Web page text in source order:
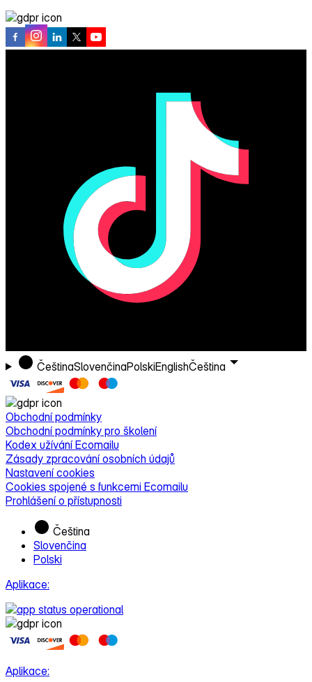
ČeštinaSlovenčinaPolskiEnglishČeština
Obchodní podmínky
Obchodní podmínky pro školení
Kodex užívání Ecomailu
Zásady zpracování osobních údajů
Nastavení cookies
Cookies spojené s funkcemi Ecomailu
Prohlášení o přístupnosti
Čeština
Slovenčina
Polski
Aplikace:
Aplikace: